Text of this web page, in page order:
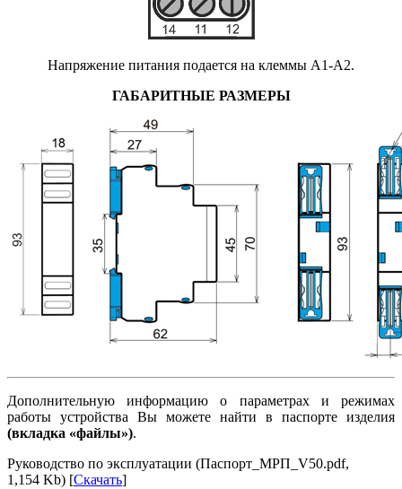
Напряжение питания подается на клеммы А1-А2.
ГАБАРИТНЫЕ РАЗМЕРЫ
Дополнительную информацию о параметрах и режимах
работы устройства Вы можете найти в паспорте изделия
(вкладка «файлы»).
Руководство по эксплуатации (Паспорт_МРП_V50.pdf,
1,154 Kb) [Скачать]